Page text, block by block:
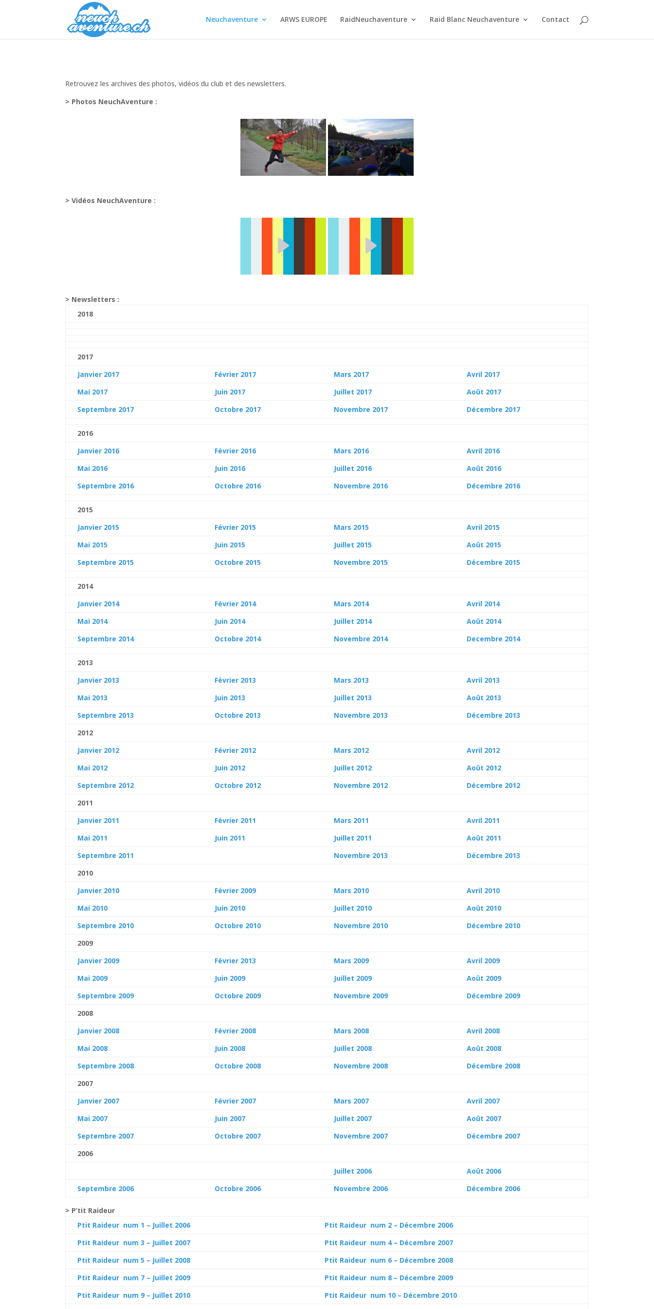
Neuchaventure ARWS EUROPE RaidNeuchaventure Raid Blanc Neuchaventure Contact
Retrouvez les archives des photos, vidéos du club et des newsletters.
> Photos NeuchAventure :
> Vidéos NeuchAventure :
> Newsletters :
2018
2017
Janvier 2017
Février 2017 Mars 2017
Avril 2017
Mai 2017
Juin 2017 Juillet 2017
Août 2017
Septembre 2017
Octobre 2017 Novembre 2017 Décembre 2017
2016
Janvier 2016
Février 2016 Mars 2016
Avril 2016
Mai 2016
Juin 2016 Juillet 2016
Août 2016
Septembre 2016
Octobre 2016 Novembre 2016 Décembre 2016
2015
Janvier 2015
Février 2015 Mars 2015
Avril 2015
Mai 2015
Juin 2015 Juillet 2015
Août 2015
Septembre 2015
Octobre 2015 Novembre 2015 Décembre 2015
2014
Janvier 2014
Février 2014 Mars 2014
Avril 2014
Mai 2014 Juin 2014 Juillet 2014
Août 2014
Septembre 2014
Octobre 2014 Novembre 2014 Decembre 2014
2013
Janvier 2013
Février 2013 Mars 2013
Avril 2013
Mai 2013
Juin 2013 Juillet 2013
Août 2013
Septembre 2013
Octobre 2013 Novembre 2013
Décembre 2013
2012
Janvier 2012
Février 2012 Mars 2012
Avril 2012
Mai 2012
Juin 2012 Juillet 2012
Août 2012
Septembre 2012
Octobre 2012 Novembre 2012
Décembre 2012
2011
Janvier 2011
Février 2011 Mars 2011
Avril 2011
Mai 2011
Juin 2011 Juillet 2011
Août 2011
Septembre 2011
Novembre 2013
Décembre 2013
2010
Janvier 2010
Février 2009 Mars 2010
Avril 2010
Mai 2010
Juin 2010 Juillet 2010
Août 2010
Septembre 2010
Octobre 2010 Novembre 2010
Décembre 2010
2009
Janvier 2009
Février 2013 Mars 2009
Avril 2009
Mai 2009
Juin 2009 Juillet 2009
Août 2009
Septembre 2009
Octobre 2009 Novembre 2009
Décembre 2009
2008
Janvier 2008
Février 2008 Mars 2008
Avril 2008
Mai 2008
Juin 2008 Juillet 2008
Août 2008
Septembre 2008
Octobre 2008 Novembre 2008
Décembre 2008
2007
Janvier 2007
Février 2007 Mars 2007
Avril 2007
Mai 2007
Juin 2007 Juillet 2007
Août 2007
Septembre 2007
Octobre 2007 Novembre 2007
Décembre 2007
2006
Juillet 2006
Août 2006
Septembre 2006
Octobre 2006 Novembre 2006 Décembre 2006
> P’tit Raideur
Ptit Raideur num 1 – Juillet 2006
Ptit Raideur num 2 – Décembre 2006
Ptit Raideur num 3 – Juillet 2007
Ptit Raideur num 4 – Décembre 2007
Ptit Raideur num 5 – Juillet 2008
Ptit Raideur num 6 – Décembre 2008
Ptit Raideur num 7 – Juillet 2009
Ptit Raideur num 8 – Décembre 2009
Ptit Raideur num 9 – Juillet 2010
Ptit Raideur num 10 – Décembre 2010